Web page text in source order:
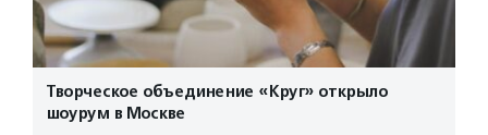
Творческое объединение «Круг» открыло
шоурум в Москве